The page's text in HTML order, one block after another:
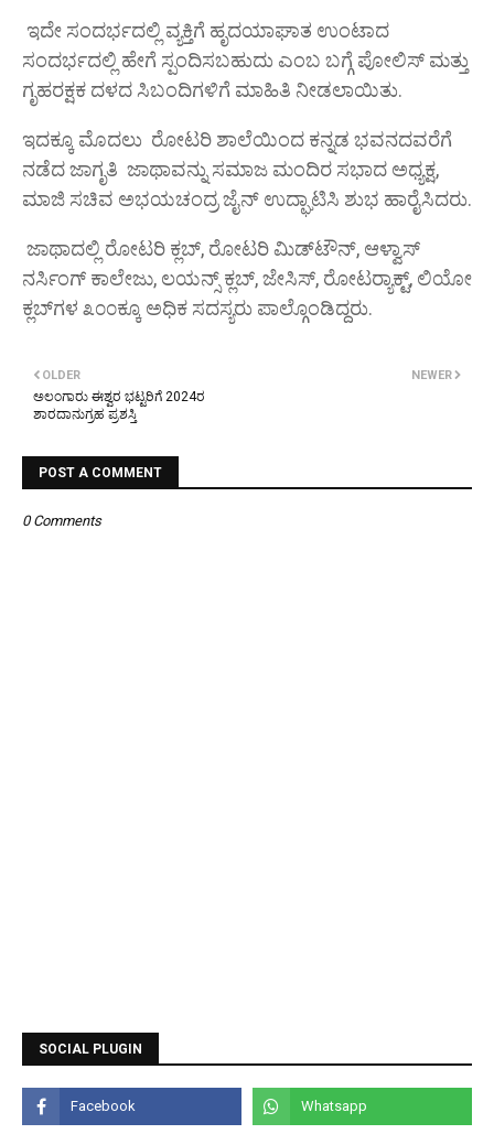
ಇದೇ ಸಂದರ್ಭದಲ್ಲಿ ವ್ಯಕ್ತಿಗೆ ಹೃದಯಾಘಾತ ಉಂಟಾದ
ಸಂದರ್ಭದಲ್ಲಿ ಹೇಗೆ ಸ್ಪಂದಿಸಬಹುದು ಎಂಬ ಬಗ್ಗೆ ಪೋಲಿಸ್ ಮತ್ತು
ಗೃಹರಕ್ಷಕ ದಳದ ಸಿಬಂದಿಗಳಿಗೆ ಮಾಹಿತಿ ನೀಡಲಾಯಿತು.
ಇದಕ್ಕೂ ಮೊದಲು ರೋಟರಿ ಶಾಲೆಯಿಂದ ಕನ್ನಡ ಭವನದವರೆಗೆ
ನಡೆದ ಜಾಗೃತಿ ಜಾಥಾವನ್ನು ಸಮಾಜ ಮಂದಿರ ಸಭಾದ ಅಧ್ಯಕ್ಷ,
ಮಾಜಿ ಸಚಿವ ಅಭಯಚಂದ್ರ ಜೈನ್ ಉದ್ಘಾಟಿಸಿ ಶುಭ ಹಾರೈಸಿದರು.
ಜಾಥಾದಲ್ಲಿ ರೋಟರಿ ಕ್ಲಬ್, ರೋಟರಿ ಮಿಡ್‌ಟೌನ್, ಆಳ್ವಾಸ್
ನರ್ಸಿಂಗ್ ಕಾಲೇಜು, ಲಯನ್ಸ್ ಕ್ಲಬ್, ಜೇಸಿಸ್, ರೋಟರ್‍ಯಾಕ್ಟ್, ಲಿಯೋ
ಕ್ಲಬ್‌ಗಳ ೩೦೦ಕ್ಕೂ ಅಧಿಕ ಸದಸ್ಯರು ಪಾಲ್ಗೊಂಡಿದ್ದರು.
NEWER
OLDER
ಅಲಂಗಾರು ಈಶ್ವರ ಭಟ್ಟರಿಗೆ 2024ರ
ಶಾರದಾನುಗ್ರಹ ಪ್ರಶಸ್ತಿ
POST A COMMENT
0 Comments
SOCIAL PLUGIN